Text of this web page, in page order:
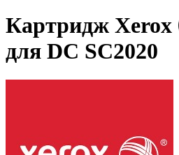
Картридж Xerox
для DC SC2020